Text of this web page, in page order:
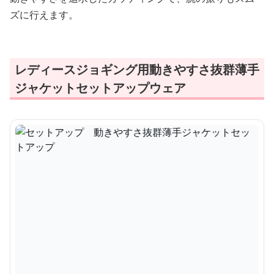
ズに行えます。
レディースジョギング用動きやすさ抜群薄手
ジャケットセットアップウェア